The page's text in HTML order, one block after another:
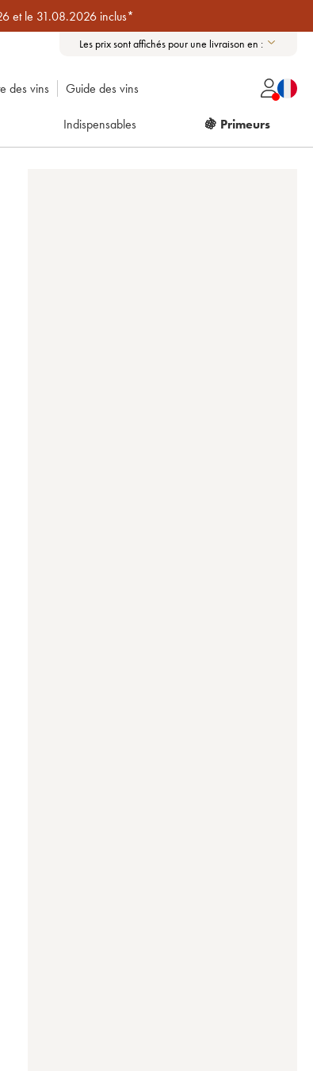
et le 31.08.2026 inclus*
Les prix sont affichés pour une livraison en :
des vins Guide des vins
Indispensables 🍇 Primeurs